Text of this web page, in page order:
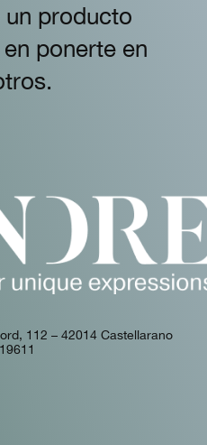
producto
ponerte en
112 – 42014 Castellarano